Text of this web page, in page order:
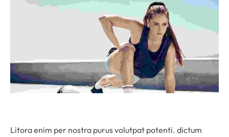
Litora enim per nostra purus volutpat potenti. dictum